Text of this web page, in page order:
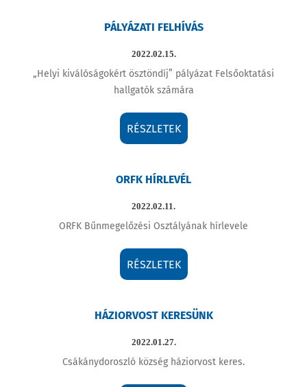
PÁLYÁZATI FELHÍVÁS
2022.02.15.
„Helyi kiválóságokért ösztöndíj” pályázat Felsőoktatási
hallgatók számára
RÉSZLETEK
ORFK HÍRLEVÉL
2022.02.11.
ORFK Bűnmegelőzési Osztályának hírlevele
RÉSZLETEK
HÁZIORVOST KERESÜNK
2022.01.27.
Csákánydoroszló község háziorvost keres.